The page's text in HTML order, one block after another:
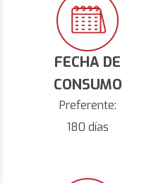
FECHA DE
CONSUMO
Preferente:
180 días